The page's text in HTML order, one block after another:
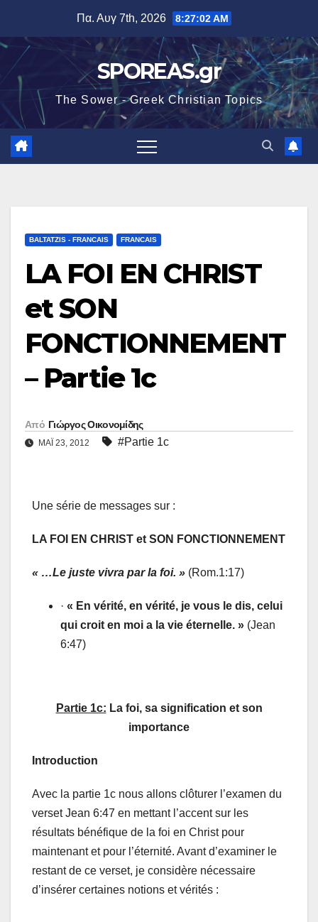
περιεχόμενο
Πα. Αυγ 7th, 2026 8:27:04 AM
SPOREAS.gr
The Sower - Greek Christian Topics
BALTATZIS - FRANCAIS FRANCAIS
LA FOI EN CHRIST
et SON
FONCTIONNEMENT
– Partie 1c
Από Γιώργος Οικονομίδης
ΜΑΪ́ 23, 2012 #Partie 1c
Une série de messages sur :
LA FOI EN CHRIST et SON FONCTIONNEMENT
« …Le juste vivra par la foi. » (Rom.1:17)
· « En vérité, en vérité, je vous le dis, celui
qui croit en moi a la vie éternelle. » (Jean
6:47)
Partie 1c: La foi, sa signification et son
importance
Introduction
Avec la partie 1c nous allons clôturer l’examen du
verset Jean 6:47 en mettant l’accent sur les
résultats bénéfique de la foi en Christ pour
maintenant et pour l’éternité. Avant d’examiner le
restant de ce verset, je considère nécessaire
d’insérer certaines notions et vérités :